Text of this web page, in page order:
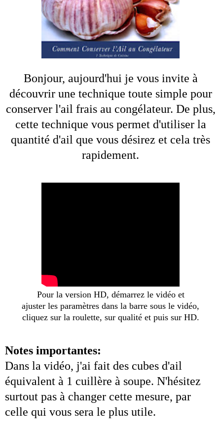
Bonjour, aujourd'hui je vous invite à
découvrir une technique toute simple pour
conserver l'ail frais au congélateur. De plus,
cette technique vous permet d'utiliser la
quantité d'ail que vous désirez et cela très
rapidement.
Pour la version HD, démarrez le vidéo et
ajuster les paramètres dans la barre sous le vidéo,
cliquez sur la roulette, sur qualité et puis sur HD.
Notes importantes:
Dans la vidéo, j'ai fait des cubes d'ail
équivalent à 1 cuillère à soupe. N'hésitez
surtout pas à changer cette mesure, par
celle qui vous sera le plus utile.